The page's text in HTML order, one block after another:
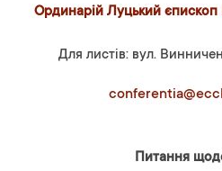
Ординарій Луцький єпископ
Для листів: вул.
Питання